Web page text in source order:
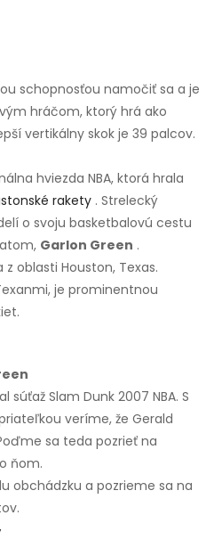
schopnosťou namočiť sa a je
hráčom, ktorý hrá ako
vertikálny skok je 39 palcov.
hviezda NBA, ktorá hrala
rakety . Strelecký
o svoju basketbalovú cestu
Garlon Green .
oblasti Houston, Texas.
je prominentnou
Slam Dunk 2007 NBA. S
veríme, že Gerald
sa teda pozrieť na
ňom.
obchádzku a pozrieme sa na